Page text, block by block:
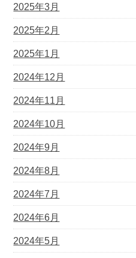
2025年3月
2025年2月
2025年1月
2024年12月
2024年11月
2024年10月
2024年9月
2024年8月
2024年7月
2024年6月
2024年5月